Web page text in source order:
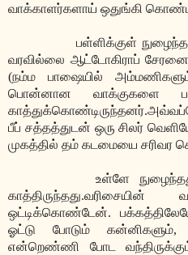
வாக்காளர்களாய் ஒதுங்கி
பள்ளிக்குள் நுழைந்ததும்
வரவில்லை ஆட்டோகிராப்
(நம்ம பாஷையில்
பொன்னான வாக்குகளை
பீப் சத்தத்துடன் ஒரு சிலர்
முகத்தில் தம் கடமையை சரிவர
உள்ளே நுழைந்ததும்
ஒட்டிக்கொண்டேன்.
ஓட்டு போடும் கன்னிகளும்,
என்றெண்ணி போட